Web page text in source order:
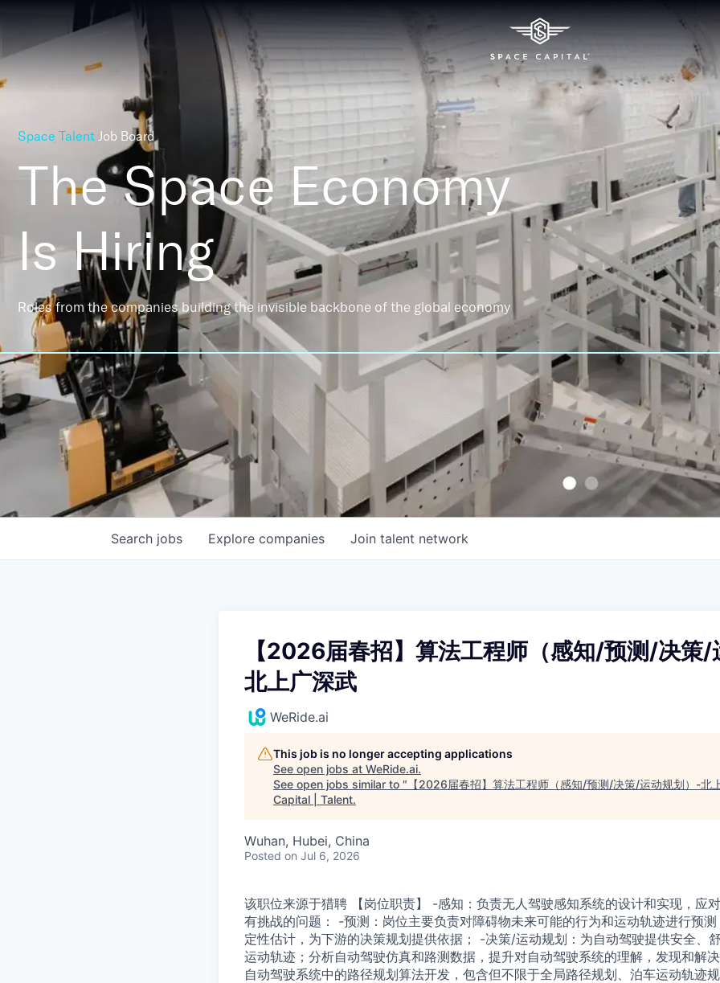
Space Talent Job Board
The Space Economy
Is Hiring
Roles from the companies building the invisible backbone of the global economy
Search jobs Explore companies Join talent network
【2026届春招】算法工程师（感知/预测/决策
北上广深武
WeRide.ai
This job is no longer accepting applications
See open jobs at WeRide.ai.
See open jobs similar to " 【2026届春招】算法工程师（感知/预测/决策/运动规划）-北
Capital | Talent.
Wuhan, Hubei, China
Posted on Jul 6, 2026
该职位来源于猎聘 【岗位职责】 -感知：负责无人驾驶感知系统的设计和实现，应
有挑战的问题： -预测：岗位主要负责对障碍物未来可能的行为和运动轨迹进行预
定性估计，为下游的决策规划提供依据； -决策/运动规划：为自动驾驶提供安全、
运动轨迹；分析自动驾驶仿真和路测数据，提升对自动驾驶系统的理解，发现和解
自动驾驶系统中的路径规划算法开发，包含但不限于全局路径规划、泊车运动轨迹规